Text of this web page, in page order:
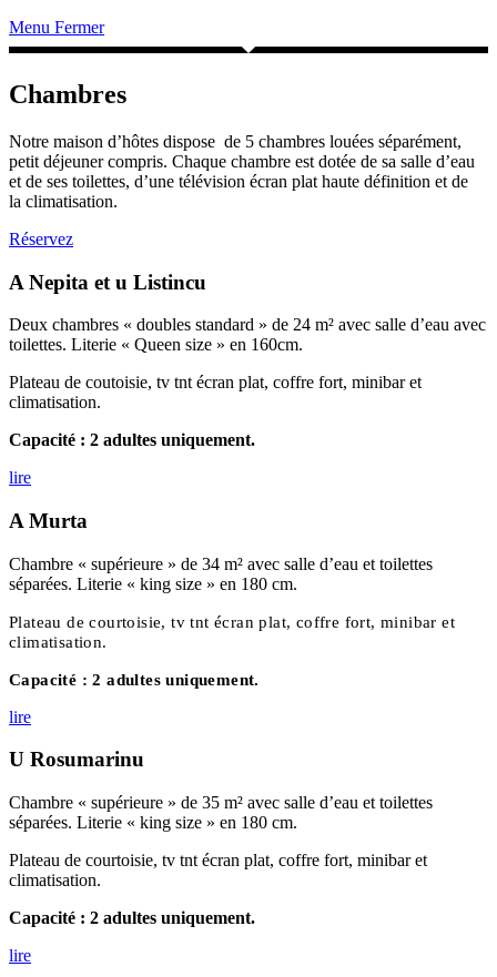
Menu Fermer
Chambres
Notre maison d’hôtes dispose de 5 chambres louées séparément,
petit déjeuner compris. Chaque chambre est dotée de sa salle d’eau
et de ses toilettes, d’une télévision écran plat haute définition et de
la climatisation.
Réservez
A Nepita et u Listincu
Deux chambres « doubles standard » de 24 m² avec salle d’eau avec
toilettes. Literie « Queen size » en 160cm.
Plateau de coutoisie, tv tnt écran plat, coffre fort, minibar et
climatisation.
Capacité : 2 adultes uniquement.
lire
A Murta
Chambre « supérieure » de 34 m² avec salle d’eau et toilettes
séparées. Literie « king size » en 180 cm.
Plateau de courtoisie, tv tnt écran plat, coffre fort, minibar et
climatisation.
Capacité :2 adultes uniquement.
lire
U Rosumarinu
Chambre « supérieure » de 35 m² avec salle d’eau et toilettes
séparées. Literie « king size » en 180 cm.
Plateau de courtoisie, tv tnt écran plat, coffre fort, minibar et
climatisation.
Capacité : 2 adultes uniquement.
lire